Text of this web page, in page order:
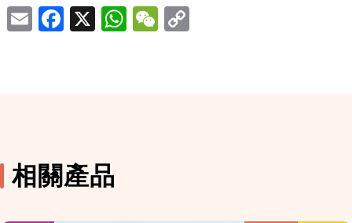
EmailFacebook
X WhatsApp
WeChat
相關產品